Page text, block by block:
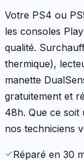
Votre PS4 ou
les consoles
qualité.
thermique),
manette
gratuitement et
48h. Que ce soit
nos techniciens
Réparé en 30